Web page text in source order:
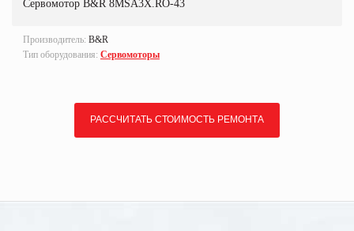
Сервомотор B&R 8MSA3X.RO-43
Производитель: B&R
Тип оборудования: Сервомоторы
РАССЧИТАТЬ СТОИМОСТЬ РЕМОНТА